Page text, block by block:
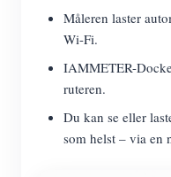
Måleren laster
Wi-Fi.
IAMMETER-
ruteren.
Du kan se eller
som helst – via en